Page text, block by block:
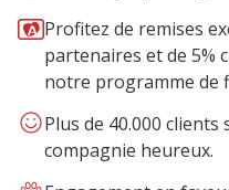
Profitez de remises
partenaires et de 5%
notre programme de
Plus de 40.000
compagnie heureux.